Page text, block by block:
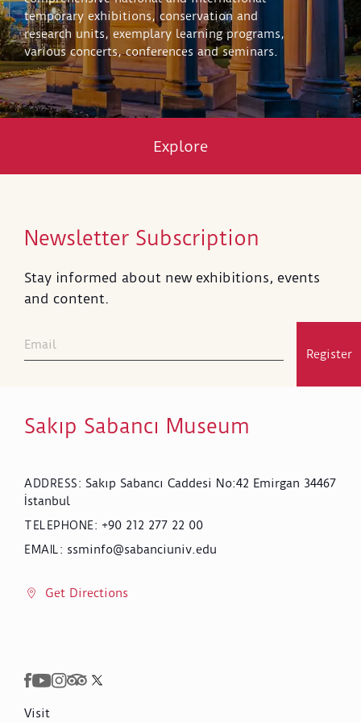
temporary exhibitions, conservation and
research units, exemplary learning programs,
various concerts, conferences and seminars.
Explore
Newsletter Subscription
Stay informed about new exhibitions, events
and content.
Register
Sakıp Sabancı Museum
ADDRESS: Sakıp Sabancı Caddesi No:42 Emirgan 34467
İstanbul
TELEPHONE: +90 212 277 22 00
EMAIL : ssminfo@sabanciuniv.edu
Get Directions
Visit